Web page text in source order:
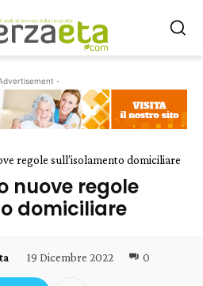
-
regole sull’isolamento domiciliare
nuove regole
domiciliare
19 Dicembre 2022 0